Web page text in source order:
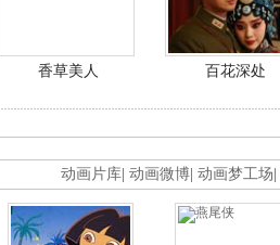
香草美人 百花深处
动画片库 动画微博 动画梦工场